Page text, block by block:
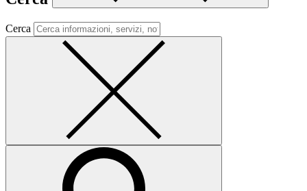
Cerca